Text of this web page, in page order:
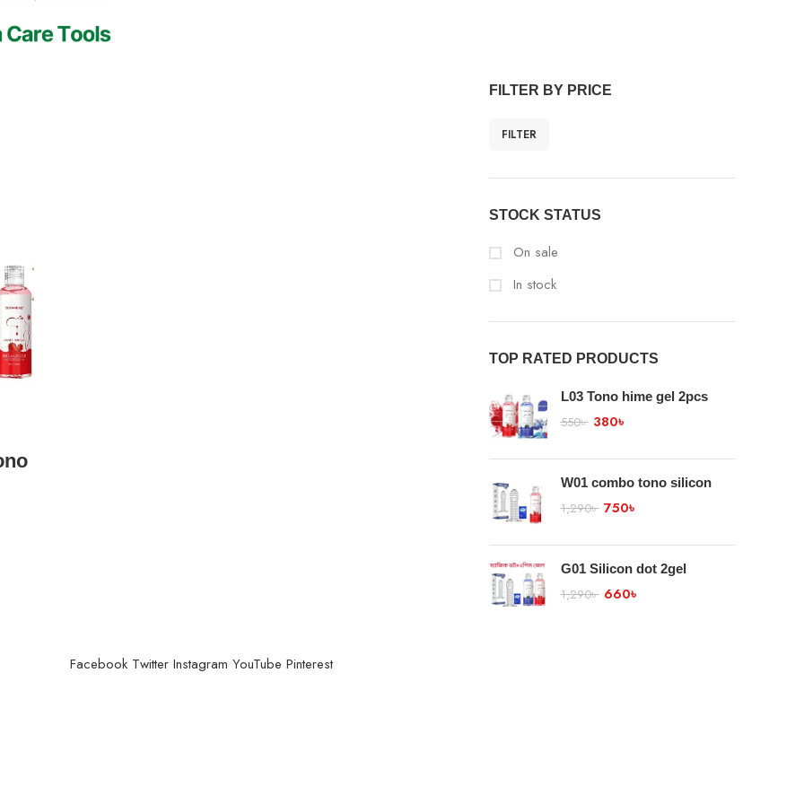
FILTER BY PRICE
FILTER
STOCK STATUS
On sale
In stock
TOP RATED PRODUCTS
L03 Tono hime gel 2pcs
550৳ 380৳
W01 combo tono silicon
1,290৳ 750৳
G01 Silicon dot 2gel
1,290৳ 660৳
Facebook Twitter Instagram YouTube Pinterest